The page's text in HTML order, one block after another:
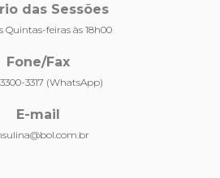
das Sessões
Quintas-feiras às 18h00
Fone/Fax
3317 (WhatsApp)
E-mail